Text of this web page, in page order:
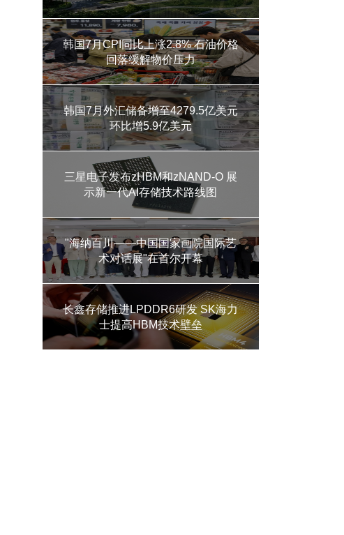
韩国7月CPI同比上涨2.8% 石油价格
回落缓解物价压力
韩国7月外汇储备增至4279.5亿美元
环比增5.9亿美元
三星电子发布zHBM和zNAND-O 展
示新一代AI存储技术路线图
"海纳百川——中国国家画院国际艺
术对话展"在首尔开幕
长鑫存储推进LPDDR6研发 SK海力
士提高HBM技术壁垒